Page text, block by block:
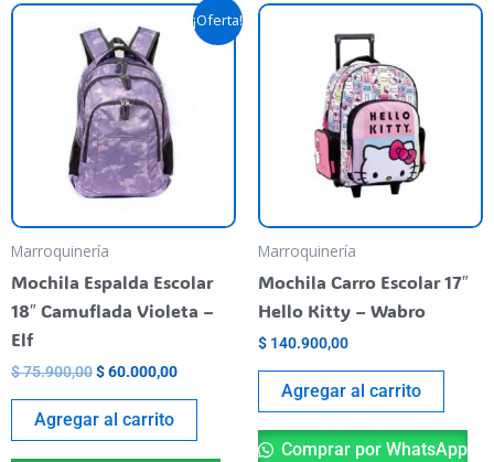
¡Oferta!
Marroquinería
Mochila Espalda Escolar
18″ Camuflada Violeta –
Elf
$75.900,00
El
precio
original
era:
$ 75.900,00.
$60.000,00
El
precio
actual
Agregar al carrito
Marroquinería
Mochila Carro Escolar 17″
Hello Kitty – Wabro
$ 140.900,00
Agregar al carrito
Comprar por WhatsApp